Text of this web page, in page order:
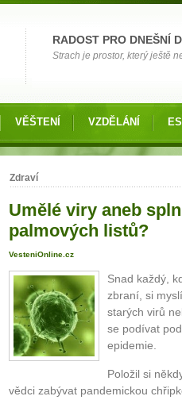
RADOST PRO DNEŠNÍ
Strach je prostor, který ještě
VĚŠTENÍ VZDĚLÁNÍ
Jste zde
Zdraví
Umělé viry aneb
palmových listů?
VesteniOnline.cz
Snad každý,
zbraní, si
starých virů
se podívat
epidemie.
Položil si
vědci zabývat pandemickou